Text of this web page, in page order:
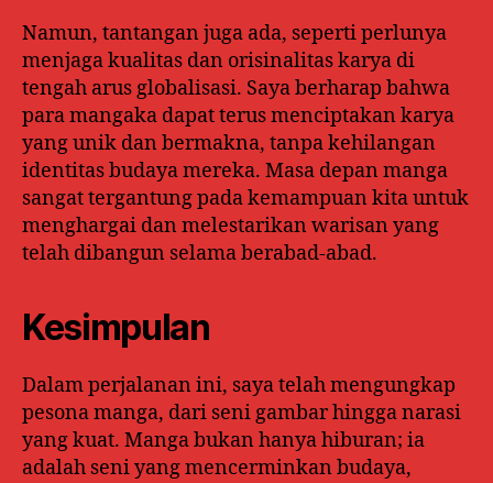
Namun, tantangan juga ada, seperti perlunya
menjaga kualitas dan orisinalitas karya di
tengah arus globalisasi. Saya berharap bahwa
para mangaka dapat terus menciptakan karya
yang unik dan bermakna, tanpa kehilangan
identitas budaya mereka. Masa depan manga
sangat tergantung pada kemampuan kita untuk
menghargai dan melestarikan warisan yang
telah dibangun selama berabad-abad.
Kesimpulan
Dalam perjalanan ini, saya telah mengungkap
pesona manga, dari seni gambar hingga narasi
yang kuat. Manga bukan hanya hiburan; ia
adalah seni yang mencerminkan budaya,